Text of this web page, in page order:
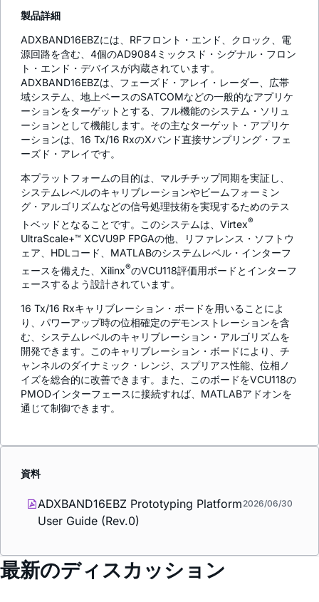
製品詳細
ADXBAND16EBZには、RFフロント・エンド、クロック、電
源回路を含む、4個のAD9084ミックスド・シグナル・フロン
ト・エンド・デバイスが内蔵されています。
ADXBAND16EBZは、フェーズド・アレイ・レーダー、広帯
域システム、地上ベースのSATCOMなどの一般的なアプリケ
ーションをターゲットとする、フル機能のシステム・ソリュ
ーションとして機能します。その主なターゲット・アプリケ
ーションは、16 Tx/16 RxのXバンド直接サンプリング・フェ
ーズド・アレイです。
本プラットフォームの目的は、マルチチップ同期を実証し、
システムレベルのキャリブレーションやビームフォーミン
グ・アルゴリズムなどの信号処理技術を実現するためのテス
トベッドとなることです。このシステムは、Virtex®
UltraScale+™ XCVU9P FPGAの他、リファレンス・ソフトウ
ェア、HDLコード、MATLABのシステムレベル・インターフ
ェースを備えた、Xilinx®のVCU118評価用ボードとインターフ
ェースするよう設計されています。
16 Tx/16 Rxキャリブレーション・ボードを用いることによ
り、パワーアップ時の位相確定のデモンストレーションを含
む、システムレベルのキャリブレーション・アルゴリズムを
開発できます。このキャリブレーション・ボードにより、チ
ャンネルのダイナミック・レンジ、スプリアス性能、位相ノ
イズを総合的に改善できます。また、このボードをVCU118の
PMODインターフェースに接続すれば、MATLABアドオンを
通じて制御できます。
資料
ADXBAND16EBZ Prototyping Platform
User Guide (Rev.0)
2026/06/30
最新のディスカッション